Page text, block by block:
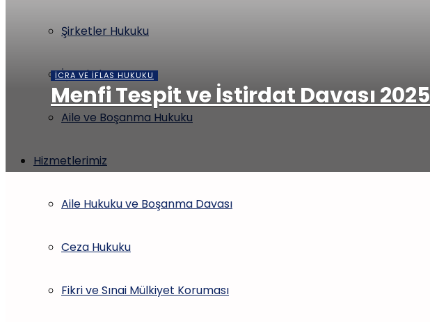
Şirketler Hukuku
İş Hukuku
Aile ve Boşanma Hukuku
Hizmetlerimiz
Aile Hukuku ve Boşanma Davası
Ceza Hukuku
Fikri ve Sınai Mülkiyet Koruması
İCRA VE İFLAS HUKUKU
Menfi Tespit ve İstirdat Davası 2025